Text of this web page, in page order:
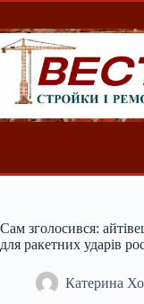
Перейти
вмісту
Сам зголосився:
для ракетних ударів
Катерина